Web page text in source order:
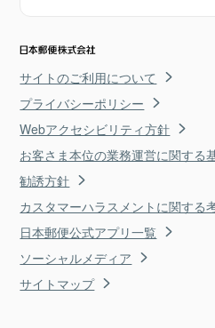
サイトのご利用について
プライバシーポリシー
Webアクセシビリティ方針
お客さま本位の業務運営に関する
勧誘方針
カスタマーハラスメントに関する
日本郵便公式アプリ一覧
ソーシャルメディア
サイトマップ